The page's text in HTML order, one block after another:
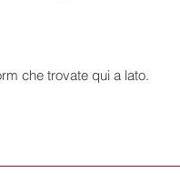
che trovate qui a lato.